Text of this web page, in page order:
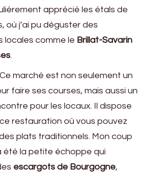
apprécié les étals de
où j’ai pu déguster des
locales comme le Brillat-Savarin
.
Ce marché est non seulement un
faire ses courses, mais aussi un
pour les locaux. Il dispose
restauration où vous pouvez
plats traditionnels. Mon coup
la petite échoppe qui
escargots de Bourgogne,